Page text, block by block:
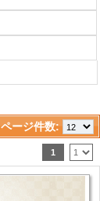
ページ件数:
1